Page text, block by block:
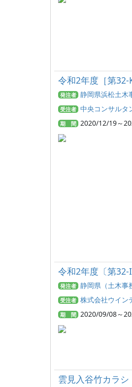
令和2年度［第32-
発注者 静岡県浜松土木
受注者 中央コンサルタ
期 間 2020/12/19～
令和2年度〔第
発注者 静岡県（土木事
受注者 株式会社ウイン
期 間 2020/09/08～
雲見入谷竹カラ